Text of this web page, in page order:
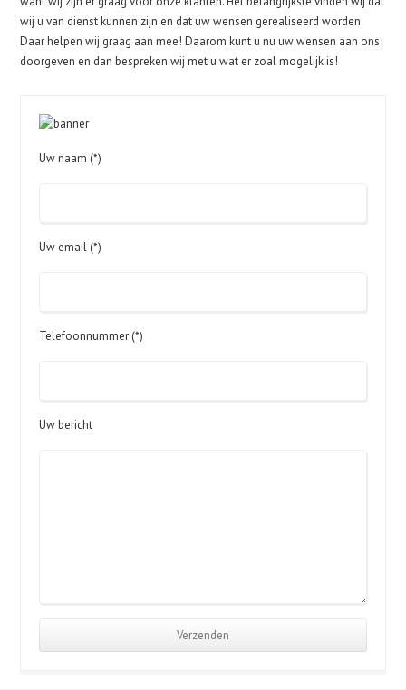
wij u van dienst kunnen zijn en dat uw wensen gerealiseerd worden.
Daar helpen wij graag aan mee! Daarom kunt u nu uw wensen aan ons
doorgeven en dan bespreken wij met u wat er zoal mogelijk is!
Uw naam (*)
Uw email (*)
Telefoonnummer (*)
Uw bericht